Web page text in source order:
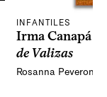
INFANTILES
Irma Canapá
de Valizas
Rosanna Peveroni